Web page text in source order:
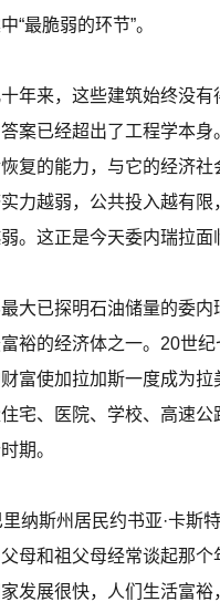
“最脆弱的环节”。
年来，这些建筑始终没有
案已经超出了工程学本身
复的能力，与它的经济社
力越弱，公共投入越有限
。这正是今天委内瑞拉面
大已探明石油储量的委内
裕的经济体之一。20世
富使加拉加斯一度成为拉
宅、医院、学校、高速公
期。
纳斯州居民约书亚·卡斯
母和祖父母经常谈起那个
发展很快，人们生活富裕